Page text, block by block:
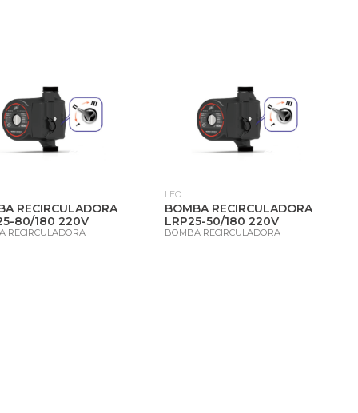
RECIRCULADORA
80/180 220V
RECIRCULADORA
LEO
BOMBA RECIRCULADORA
LRP25-50/180 220V
BOMBA RECIRCULADORA